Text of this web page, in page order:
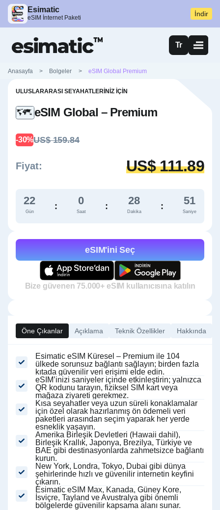
Esimatic
eSIM İnternet Paketi İndir
Tr
Anasayfa > Bolgeler > eSIM Global Premium
ULUSLARARASI SEYAHATLERINIZ İÇIN
eSIM Global – Premium
-30%US$ 159.84
Fiyat: US$ 111.89
22
Gün
: 0
Saat
: 28
Dakika
: 51
Saniye
eSIM'ini Seç
Bize güvenen 75.000+ eSIM kullanıcısına katılın
Öne Çıkanlar Açıklama Teknik Özellikler Hakkında
Esimatic eSIM Küresel – Premium ile 104
ülkede sorunsuz bağlantı sağlayın; birden fazla
kıtada güvenilir veri erişimi elde edin.
eSIM’inizi saniyeler içinde etkinleştirin; yalnızca
QR kodunu tarayın, fiziksel SIM kart veya
mağaza ziyareti gerekmez.
Kısa seyahatler veya uzun süreli konaklamalar
için özel olarak hazırlanmış ön ödemeli veri
paketleri arasından seçim yaparak her yerde
esneklik yaşayın.
Amerika Birleşik Devletleri (Hawaii dahil),
Birleşik Krallık, Japonya, Brezilya, Türkiye ve
BAE gibi destinasyonlarda zahmetsizce bağlantı
kurun.
New York, Londra, Tokyo, Dubai gibi dünya
şehirlerinde hızlı ve güvenilir internetin keyfini
çıkarın.
Esimatic eSIM Max, Kanada, Güney Kore,
İsviçre, Tayland ve Avustralya gibi önemli
bölgelerde güvenilir kapsama alanı sunar.